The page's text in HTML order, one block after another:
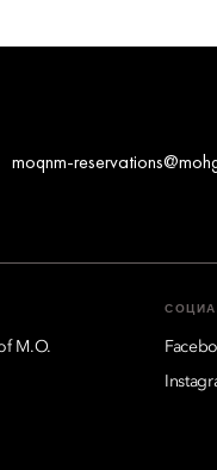
moqnm-
M.O.